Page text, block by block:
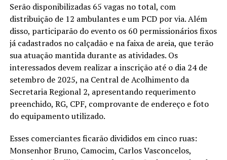
Serão disponibilizadas 65 vagas no total, com
distribuição de 12 ambulantes e um PCD por via. Além
disso, participarão do evento os 60 permissionários fixos
já cadastrados no calçadão e na faixa de areia, que terão
sua atuação mantida durante as atividades. Os
interessados devem realizar a inscrição até o dia 24 de
setembro de 2025, na Central de Acolhimento da
Secretaria Regional 2, apresentando requerimento
preenchido, RG, CPF, comprovante de endereço e foto
do equipamento utilizado.
Esses comerciantes ficarão divididos em cinco ruas:
Monsenhor Bruno, Camocim, Carlos Vasconcelos,